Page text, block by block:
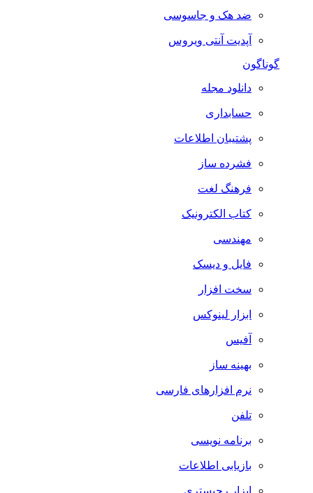
ضد هک و جاسوسی
آپدیت آنتی ویروس
گوناگون
دانلود مجله
حسابداری
پشتیبان اطلاعات
فشرده ساز
فرهنگ لغت
کتاب الکترونیک
مهندسی
فایل و دیسک
سخت افزار
ابزار لینوکس
آفیس
بهینه ساز
نرم افزارهای فارسی
تلفن
برنامه نویسی
بازیابی اطلاعات
ابزار رجیستری